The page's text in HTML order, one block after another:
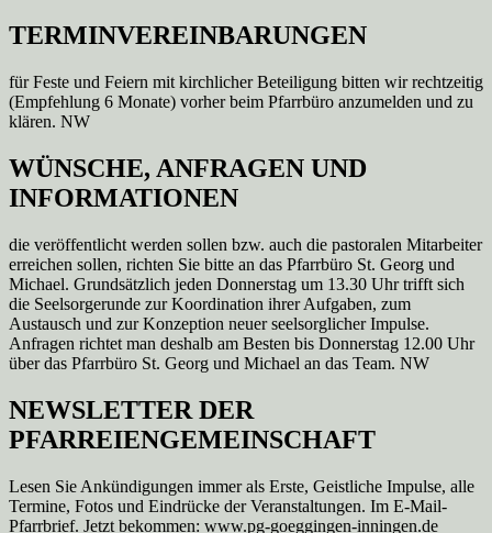
TERMINVEREINBARUNGEN
für Feste und Feiern mit kirchlicher Beteiligung bitten wir rechtzeitig
(Empfehlung 6 Monate) vorher beim Pfarrbüro anzumelden und zu
klären. NW
WÜNSCHE, ANFRAGEN UND
INFORMATIONEN
die veröffentlicht werden sollen bzw. auch die pastoralen Mitarbeiter
erreichen sollen, richten Sie bitte an das Pfarrbüro St. Georg und
Michael. Grundsätzlich jeden Donnerstag um 13.30 Uhr trifft sich
die Seelsorgerunde zur Koordination ihrer Aufgaben, zum
Austausch und zur Konzeption neuer seelsorglicher Impulse.
Anfragen richtet man deshalb am Besten bis Donnerstag 12.00 Uhr
über das Pfarrbüro St. Georg und Michael an das Team. NW
NEWSLETTER DER
PFARREIENGEMEINSCHAFT
Lesen Sie Ankündigungen immer als Erste, Geistliche Impulse, alle
Termine, Fotos und Eindrücke der Veranstaltungen. Im E-Mail-
Pfarrbrief. Jetzt bekommen: www.pg-goeggingen-inningen.de